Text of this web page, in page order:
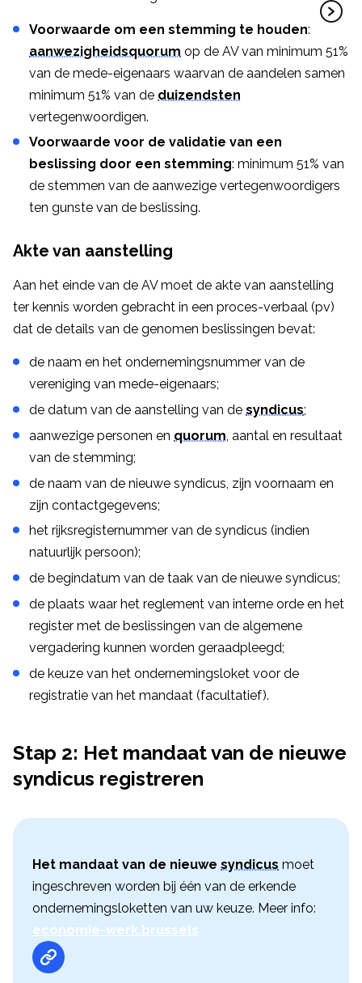
Voorwaarde om een stemming te houden:
aanwezigheidsquorum op de AV van minimum 51%
van de mede-eigenaars waarvan de aandelen samen
minimum 51% van de duizendsten
vertegenwoordigen.
Voorwaarde voor de validatie van een
beslissing door een stemming: minimum 51% van
de stemmen van de aanwezige vertegenwoordigers
ten gunste van de beslissing.
Akte van aanstelling
Aan het einde van de AV moet de akte van aanstelling
ter kennis worden gebracht in een proces-verbaal (pv)
dat de details van de genomen beslissingen bevat:
de naam en het ondernemingsnummer van de
vereniging van mede-eigenaars;
de datum van de aanstelling van de syndicus;
aanwezige personen en quorum , aantal en resultaat
van de stemming;
de naam van de nieuwe syndicus, zijn voornaam en
zijn contactgegevens;
het rijksregisternummer van de syndicus (indien
natuurlijk persoon);
de begindatum van de taak van de nieuwe syndicus;
de plaats waar het reglement van interne orde en het
register met de beslissingen van de algemene
vergadering kunnen worden geraadpleegd;
de keuze van het ondernemingsloket voor de
registratie van het mandaat (facultatief).
Stap 2: Het mandaat van de nieuwe
syndicus registreren
Het mandaat van de nieuwe syndicus moet
ingeschreven worden bij één van de erkende
ondernemingsloketten van uw keuze. Meer info:
economie-werk.brussels